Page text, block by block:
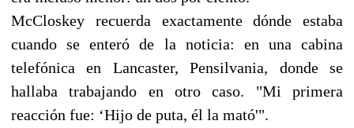
McCloskey recuerda exactamente dónde estaba
cuando se enteró de la noticia: en una cabina
telefónica en Lancaster, Pensilvania, donde se
hallaba trabajando en otro caso. "Mi primera
reacción fue: ‘Hijo de puta, él la mató'".